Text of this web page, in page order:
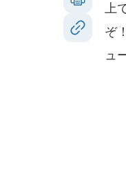
上
ぞ
ュ